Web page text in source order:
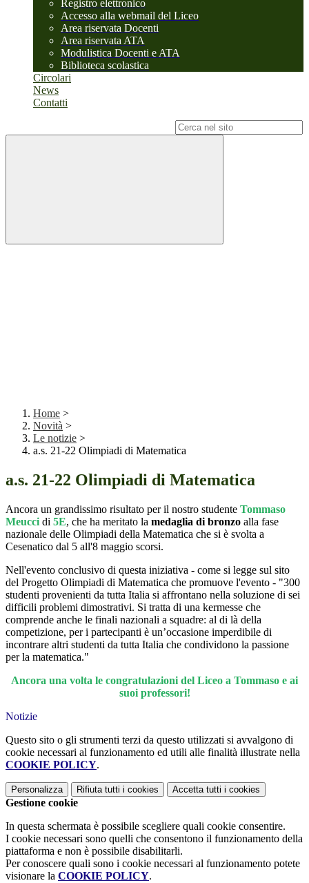
Registro elettronico
Accesso alla webmail del Liceo
Area riservata Docenti
Area riservata ATA
Modulistica Docenti e ATA
Biblioteca scolastica
Circolari
News
Contatti
Home >
Novità >
Le notizie >
a.s. 21-22 Olimpiadi di Matematica
a.s. 21-22 Olimpiadi di Matematica
Ancora un grandissimo risultato per il nostro studente Tommaso
Meucci di 5E, che ha meritato la medaglia di bronzo alla fase
nazionale delle Olimpiadi della Matematica che si è svolta a
Cesenatico dal 5 all'8 maggio scorsi.
Nell'evento conclusivo di questa iniziativa - come si legge sul sito
del Progetto Olimpiadi di Matematica che promuove l'evento - "300
studenti provenienti da tutta Italia si affrontano nella soluzione di sei
difficili problemi dimostrativi. Si tratta di una kermesse che
comprende anche le finali nazionali a squadre: al di là della
competizione, per i partecipanti è un’occasione imperdibile di
incontrare altri studenti da tutta Italia che condividono la passione
per la matematica."
Ancora una volta le congratulazioni del Liceo a Tommaso e ai
suoi professori!
Notizie
Questo sito o gli strumenti terzi da questo utilizzati si avvalgono di
cookie necessari al funzionamento ed utili alle finalità illustrate nella
COOKIE POLICY.
Personalizza Rifiuta tutti i cookies Accetta tutti i cookies
Gestione cookie
In questa schermata è possibile scegliere quali cookie consentire.
I cookie necessari sono quelli che consentono il funzionamento della
piattaforma e non è possibile disabilitarli.
Per conoscere quali sono i cookie necessari al funzionamento potete
visionare la COOKIE POLICY.